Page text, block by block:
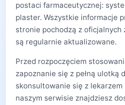
postaci farmaceutycznej:
plaster. Wszystkie informacje
stronie pochodzą z oficjalnych
są regularnie aktualizowane.
Przed rozpoczęciem
zapoznanie się z pełną ulotką
skonsultowanie się z
naszym serwisie znajdziesz